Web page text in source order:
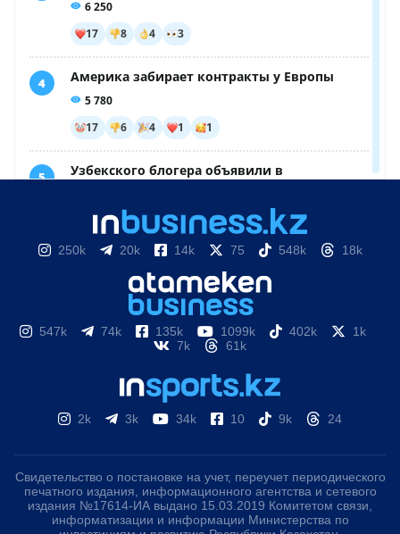
250k 20k 14k 75 548k 18k
547k 74k 135k 1099k 402k
1k
7k
61k
2k 3k 34k 10 9k 24
Свидетельство о постановке на учет, переучет периодического
печатного издания, информационного агентства и сетевого
издания №17614-ИА выдано 15.03.2019 Комитетом связи,
информатизации и информации Министерства по